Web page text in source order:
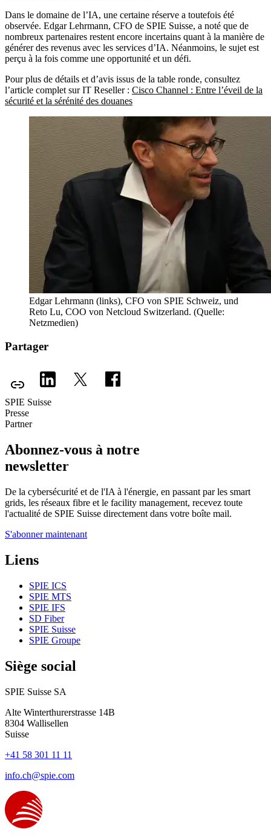
Dans le domaine de l’IA, une certaine réserve a toutefois été
observée. Edgar Lehrmann, CFO de SPIE Suisse, a noté que de
nombreux partenaires restent encore incertains quant à la manière de
générer des revenus avec les services d’IA. Néanmoins, le sujet est
perçu à la fois comme une opportunité et un défi.
Pour plus de détails et d’avis issus de la table ronde, consultez
l’article complet sur IT Reseller : Cisco Channel : Entre l’éveil de la
sécurité et la sérénité des douanes
Edgar Lehrmann (links), CFO von SPIE Schweiz, und
Reto Lu, COO von Netcloud Switzerland. (Quelle:
Netzmedien)
Partager
SPIE Suisse
Presse
Partner
Abonnez-vous à notre
newsletter
De la cybersécurité et de l'IA à l'énergie, en passant par les smart
grids, les réseaux fibre et le facility management, recevez toute
l'actualité de SPIE Suisse directement dans votre boîte mail.
S'abonner maintenant
Liens
SPIE ICS
SPIE MTS
SPIE IFS
SD Fiber
SPIE Suisse
SPIE Groupe
Siège social
SPIE Suisse SA
Alte Winterthurerstrasse 14B
8304 Wallisellen
Suisse
+41 58 301 11 11
info.ch@spie.com